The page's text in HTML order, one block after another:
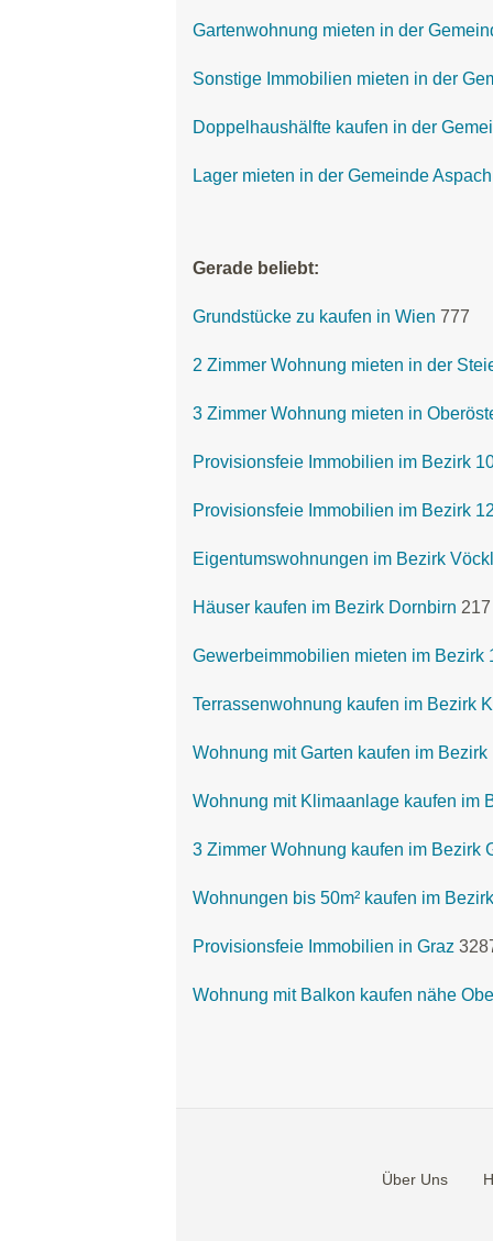
Gartenwohnung mieten in der
Sonstige Immobilien mieten in der
Doppelhaushälfte kaufen in der
Lager mieten in der Gemeinde Aspach
Gerade beliebt:
Grundstücke zu kaufen in Wien 777
2 Zimmer Wohnung mieten in der
3 Zimmer Wohnung mieten in
Provisionsfeie Immobilien im Bezirk
Provisionsfeie Immobilien im Bezirk
Eigentumswohnungen im Bezirk
Häuser kaufen im Bezirk Dornbirn 217
Gewerbeimmobilien mieten im Bezirk
Terrassenwohnung kaufen im Bezirk
Wohnung mit Garten kaufen im
Wohnung mit Klimaanlage kaufen im
3 Zimmer Wohnung kaufen im Bezirk
Wohnungen bis 50m² kaufen im
Provisionsfeie Immobilien in Graz
Wohnung mit Balkon kaufen nähe
Über Uns